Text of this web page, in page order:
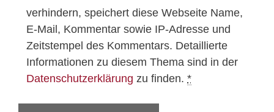
verhindern, speichert diese Webseite Name,
E-Mail, Kommentar sowie IP-Adresse und
Zeitstempel des Kommentars. Detaillierte
Informationen zu diesem Thema sind in der
Datenschutzerklärung zu finden. *